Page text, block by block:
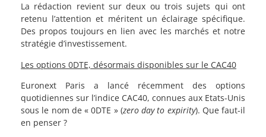
La rédaction revient sur deux ou trois sujets qui ont
retenu l’attention et méritent un éclairage spécifique.
Des propos toujours en lien avec les marchés et notre
stratégie d’investissement.
Les options 0DTE, désormais disponibles sur le CAC40
Euronext Paris a lancé récemment des options
quotidiennes sur l’indice CAC40, connues aux Etats-Unis
sous le nom de « 0DTE » (zero day to expirity). Que faut-il
en penser ?